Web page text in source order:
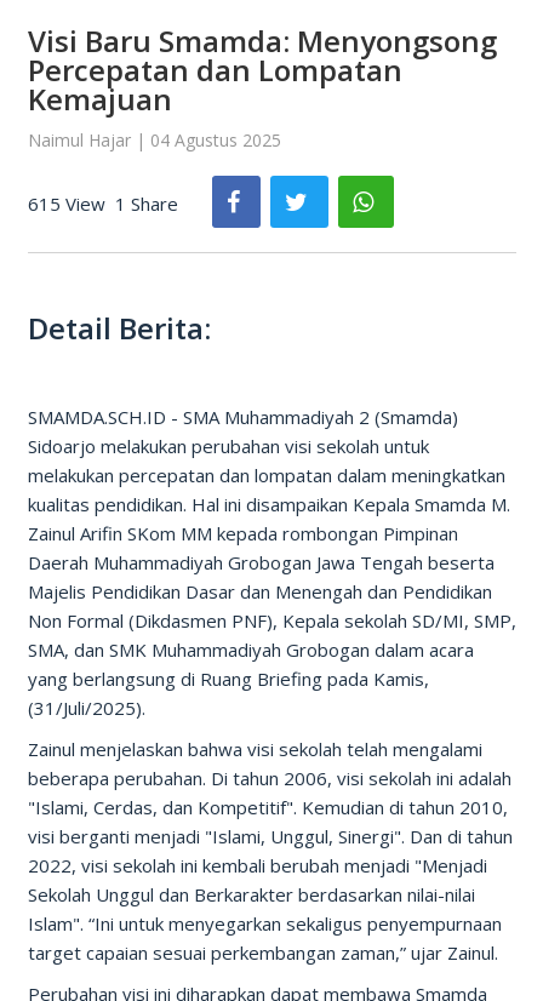
Visi Baru Smamda: Menyongsong
Percepatan dan Lompatan
Kemajuan
Naimul Hajar | 04 Agustus 2025
615 View 1 Share
Detail Berita:
SMAMDA.SCH.ID - SMA Muhammadiyah 2 (Smamda)
Sidoarjo melakukan perubahan visi sekolah untuk
melakukan percepatan dan lompatan dalam meningkatkan
kualitas pendidikan. Hal ini disampaikan Kepala Smamda M.
Zainul Arifin SKom MM kepada rombongan Pimpinan
Daerah Muhammadiyah Grobogan Jawa Tengah beserta
Majelis Pendidikan Dasar dan Menengah dan Pendidikan
Non Formal (Dikdasmen PNF), Kepala sekolah SD/MI, SMP,
SMA, dan SMK Muhammadiyah Grobogan dalam acara
yang berlangsung di Ruang Briefing pada Kamis,
(31/Juli/2025).
Zainul menjelaskan bahwa visi sekolah telah mengalami
beberapa perubahan. Di tahun 2006, visi sekolah ini adalah
"Islami, Cerdas, dan Kompetitif". Kemudian di tahun 2010,
visi berganti menjadi "Islami, Unggul, Sinergi". Dan di tahun
2022, visi sekolah ini kembali berubah menjadi "Menjadi
Sekolah Unggul dan Berkarakter berdasarkan nilai-nilai
Islam". “Ini untuk menyegarkan sekaligus penyempurnaan
target capaian sesuai perkembangan zaman,” ujar Zainul.
Perubahan visi ini diharapkan dapat membawa Smamda